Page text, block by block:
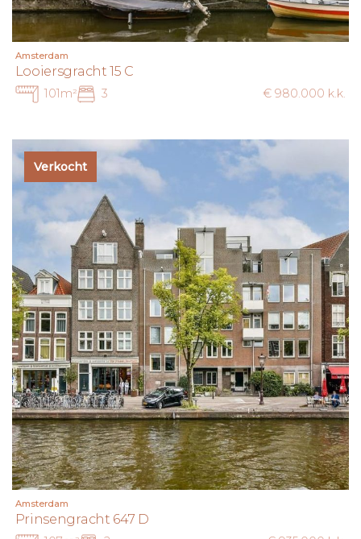
Amsterdam
Looiersgracht 15 C
101m² 3 € 980.000 k.k.
Verkocht
Amsterdam
Prinsengracht 647 D